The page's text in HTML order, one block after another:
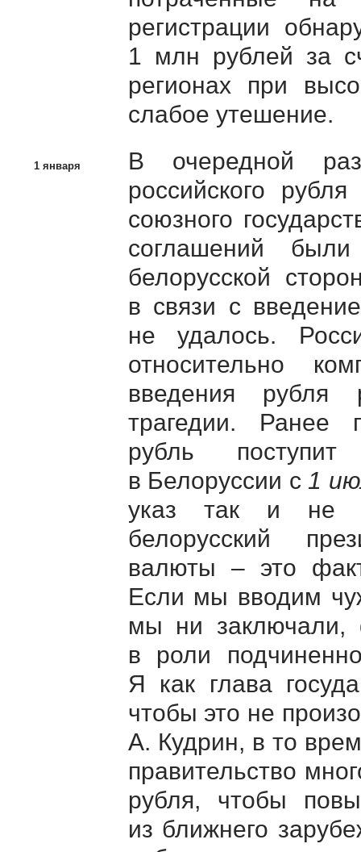
регистрации
1 млн рублей за
регионах при
слабое утешение.
1 января
В очередной
российского
союзного
соглашений
белорусской
в связи с
не удалось.
относительно
введения рубля
трагедии. Ранее
рубль
в Белоруссии с 1
указ так и не
белорусский
валюты – это
Если мы вводим
мы ни заключали,
в роли
Я как глава
чтобы это не
А. Кудрин, в то
правительство
рубля, чтобы
из ближнего